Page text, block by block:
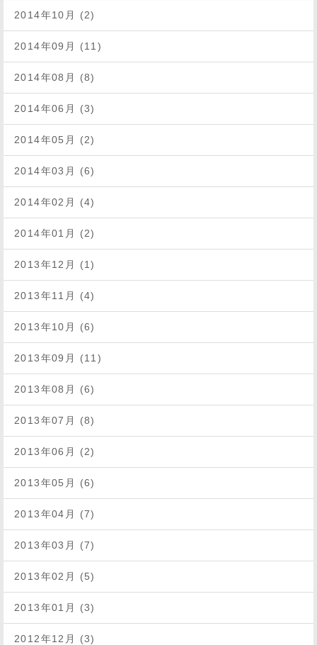
2014年10月 (2)
2014年09月 (11)
2014年08月 (8)
2014年06月 (3)
2014年05月 (2)
2014年03月 (6)
2014年02月 (4)
2014年01月 (2)
2013年12月 (1)
2013年11月 (4)
2013年10月 (6)
2013年09月 (11)
2013年08月 (6)
2013年07月 (8)
2013年06月 (2)
2013年05月 (6)
2013年04月 (7)
2013年03月 (7)
2013年02月 (5)
2013年01月 (3)
2012年12月 (3)